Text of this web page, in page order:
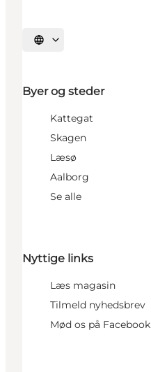
Vælg sprog
Byer og steder
Kattegat
Skagen
Læsø
Aalborg
Se alle
Nyttige links
Læs magasin
Tilmeld nyhedsbrev
Mød os på Facebook